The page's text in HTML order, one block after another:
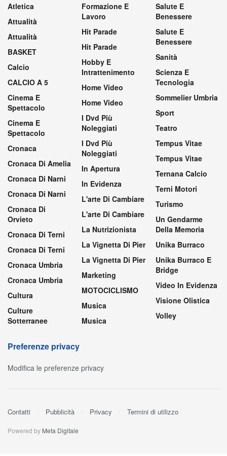
Atletica
Attualità
Attualità
BASKET
Calcio
CALCIO A 5
Cinema E
Spettacolo
Cinema E
Spettacolo
Cronaca
Cronaca Di Amelia
Cronaca Di Narni
Cronaca Di Narni
Cronaca Di
Orvieto
Cronaca Di Terni
Cronaca Di Terni
Cronaca Umbria
Cronaca Umbria
Cultura
Culture
Sotterranee
Formazione E
Lavoro
Hit Parade
Hit Parade
Hobby E
Intrattenimento
Home Video
Home Video
I Dvd Più
Noleggiati
I Dvd Più
Noleggiati
In Apertura
In Evidenza
L'arte Di Cambiare
L'arte Di Cambiare
La Nutrizionista
La Vignetta Di Pier
La Vignetta Di Pier
Marketing
MOTOCICLISMO
Musica
Musica
Salute E
Benessere
Salute E
Benessere
Sanità
Scienza E
Tecnologia
Sommelier Umbria
Sport
Teatro
Tempus Vitae
Tempus Vitae
Ternana Calcio
Terni Motori
Turismo
Un Gendarme
Della Memoria
Unika Burraco
Unika Burraco E
Bridge
Video In Evidenza
Visione Olistica
Volley
Preferenze privacy
Modifica le preferenze privacy
Contatti Pubblicità Privacy Termini di utilizzo
Powered by Meta Digitale